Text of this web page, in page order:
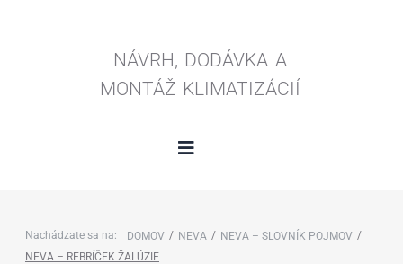
NÁVRH, DODÁVKA A
MONTÁŽ KLIMATIZÁCIÍ
Nachádzate sa na: DOMOV / NEVA / NEVA – SLOVNÍK POJMOV /
NEVA – REBRÍČEK ŽALÚZIE